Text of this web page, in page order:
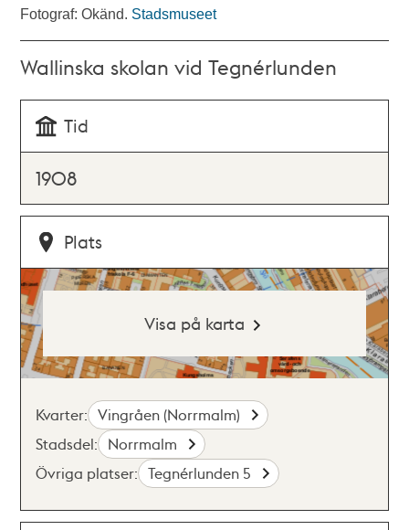
Fotograf: Okänd. Stadsmuseet
Wallinska skolan vid Tegnérlunden
Tid
1908
Plats
Visa på karta
Kvarter: Vingråen (Norrmalm)
Stadsdel: Norrmalm
Övriga platser: Tegnérlunden 5